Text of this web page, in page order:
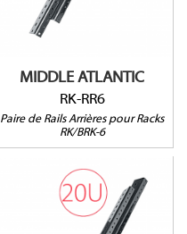
MIDDLE ATLANTIC
RK-RR6
Paire de Rails Arrières pour Racks
RK/BRK-6
Vendu par paire